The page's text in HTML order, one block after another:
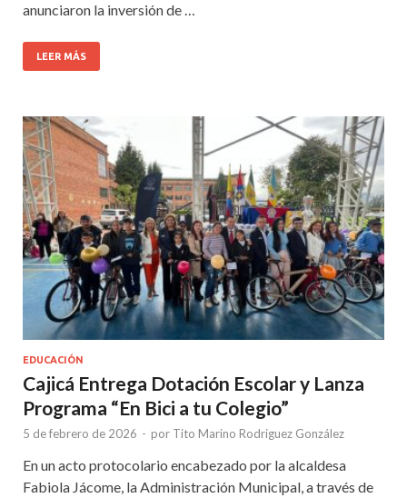
anunciaron la inversión de …
LEER MÁS
EDUCACIÓN
Cajicá Entrega Dotación Escolar y Lanza
Programa “En Bici a tu Colegio”
5 de febrero de 2026 - por Tito Marino Rodriguez González
En un acto protocolario encabezado por la alcaldesa
Fabiola Jácome, la Administración Municipal, a través de